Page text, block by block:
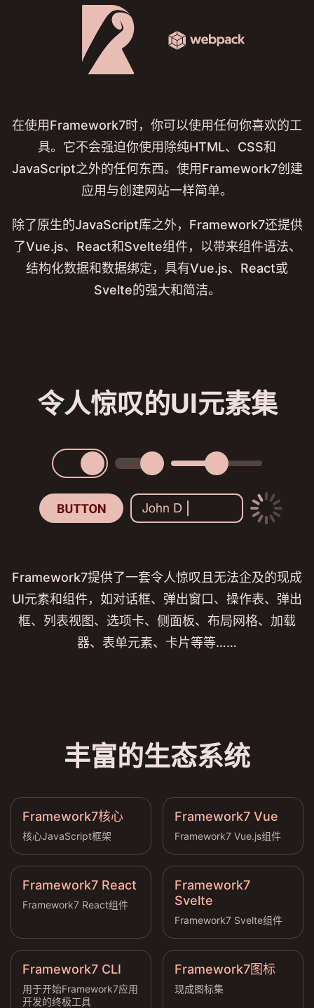
在使用Framework7时，你可以使用任何你喜欢的工
具。它不会强迫你使用除纯HTML、CSS和
JavaScript之外的任何东西。使用Framework7创建
应用与创建网站一样简单。
除了原生的JavaScript库之外，Framework7还提供
了Vue.js、React和Svelte组件，以带来组件语法、
结构化数据和数据绑定，具有Vue.js、React或
Svelte的强大和简洁。
令人惊叹的UI元素集
Framework7提供了一套令人惊叹且无法企及的现成
UI元素和组件，如对话框、弹出窗口、操作表、弹出
框、列表视图、选项卡、侧面板、布局网格、加载
器、表单元素、卡片等等……
丰富的生态系统
Framework7核心
核心JavaScript框架
Framework7 Vue
Framework7 Vue.js组件
Framework7 React
Framework7 React组件
Framework7
Svelte
Framework7 Svelte组件
Framework7 CLI
用于开始Framework7应用
开发的终极工具
Framework7图标
现成图标集